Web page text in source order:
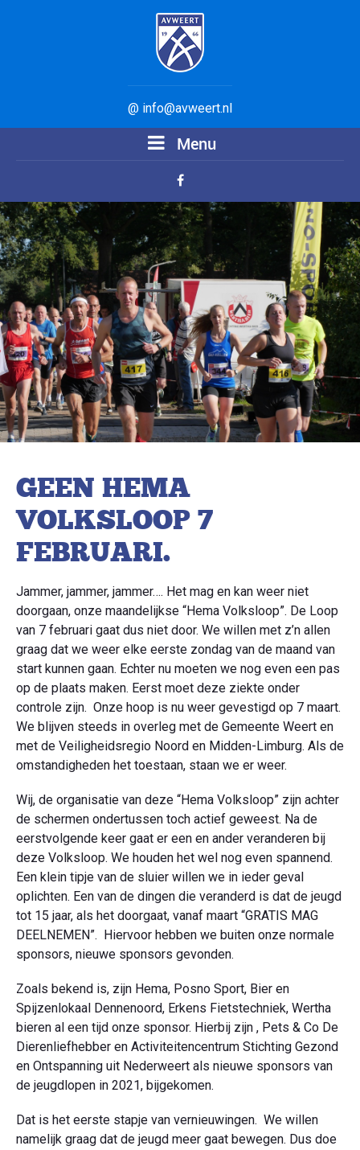
@ info@avweert.nl
Menu
GEEN HEMA
VOLKSLOOP 7
FEBRUARI.
Jammer, jammer, jammer…. Het mag en kan weer niet
doorgaan, onze maandelijkse “Hema Volksloop”. De Loop
van 7 februari gaat dus niet door. We willen met z’n allen
graag dat we weer elke eerste zondag van de maand van
start kunnen gaan. Echter nu moeten we nog even een pas
op de plaats maken. Eerst moet deze ziekte onder
controle zijn. Onze hoop is nu weer gevestigd op 7 maart.
We blijven steeds in overleg met de Gemeente Weert en
met de Veiligheidsregio Noord en Midden-Limburg. Als de
omstandigheden het toestaan, staan we er weer.
Wij, de organisatie van deze “Hema Volksloop” zijn achter
de schermen ondertussen toch actief geweest. Na de
eerstvolgende keer gaat er een en ander veranderen bij
deze Volksloop. We houden het wel nog even spannend.
Een klein tipje van de sluier willen we in ieder geval
oplichten. Een van de dingen die veranderd is dat de jeugd
tot 15 jaar, als het doorgaat, vanaf maart “GRATIS MAG
DEELNEMEN”. Hiervoor hebben we buiten onze normale
sponsors, nieuwe sponsors gevonden.
Zoals bekend is, zijn Hema, Posno Sport, Bier en
Spijzenlokaal Dennenoord, Erkens Fietstechniek, Wertha
bieren al een tijd onze sponsor. Hierbij zijn , Pets & Co De
Dierenliefhebber en Activiteitencentrum Stichting Gezond
en Ontspanning uit Nederweert als nieuwe sponsors van
de jeugdlopen in 2021, bijgekomen.
Dat is het eerste stapje van vernieuwingen. We willen
namelijk graag dat de jeugd meer gaat bewegen. Dus doe